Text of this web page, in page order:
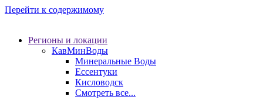
Перейти к содержимому
Регионы и локации
КавМинВоды
Минеральные Воды
Ессентуки
Кисловодск
Смотреть все...